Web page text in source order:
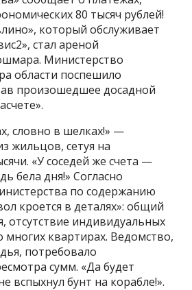
80 тысяч рублей!
который обслуживает
стал ареной
Министерство
области поспешило
произошедшее досадной
словно в шелках!» —
жильцов, сетуя на
«У соседей же счета —
бела дня!» Согласно
по содержанию
кроется в деталях»: общий
отсутствие индивидуальных
многих квартирах. Ведомство,
потребовало
сумм. «Да будет
вспыхнул бунт на корабле!».